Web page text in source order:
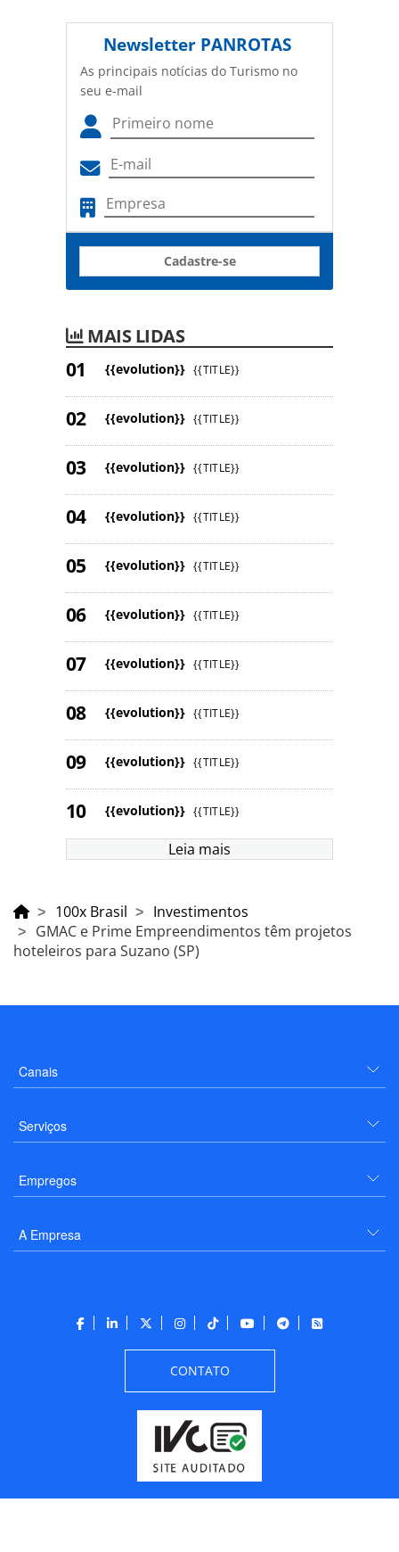
Newsletter PANROTAS
As principais notícias do Turismo no
seu e-mail
Cadastre-se
MAIS LIDAS
{{evolution}} {{TITLE}}
{{evolution}} {{TITLE}}
{{evolution}} {{TITLE}}
{{evolution}} {{TITLE}}
{{evolution}} {{TITLE}}
{{evolution}} {{TITLE}}
{{evolution}} {{TITLE}}
{{evolution}} {{TITLE}}
{{evolution}} {{TITLE}}
{{evolution}} {{TITLE}}
Leia mais
100x Brasil
Investimentos
GMAC e Prime Empreendimentos têm projetos
hoteleiros para Suzano (SP)
Canais
Serviços
Empregos
A Empresa
CONTATO